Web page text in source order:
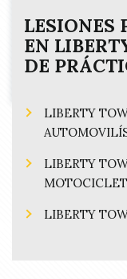
i
r
e
d
LESIONES
EN
DE
LIBERTY
LIBERTY
LIBERTY